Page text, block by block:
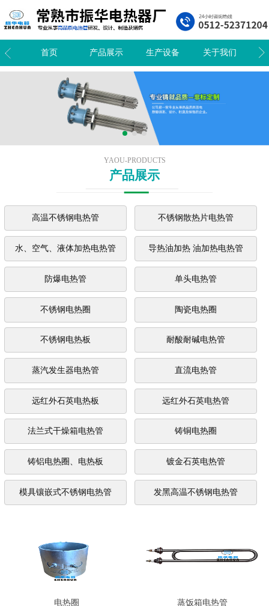
首页 产品展示 生产设备 关于我们
YAOU-PRODUCTS
产品展示
高温不锈钢电热管 不锈钢散热片电热管
水、空气、液体加热电热管 导热油加热 油加热电热管
防爆电热管 单头电热管
不锈钢电热圈 陶瓷电热圈
不锈钢电热板 耐酸耐碱电热管
蒸汽发生器电热管 直流电热管
远红外石英电热板 远红外石英电热管
法兰式干燥箱电热管 铸铜电热圈
铸铝电热圈、电热板 镀金石英电热管
模具镶嵌式不锈钢电热管 发黑高温不锈钢电热管
电热圈 蒸饭箱电热管